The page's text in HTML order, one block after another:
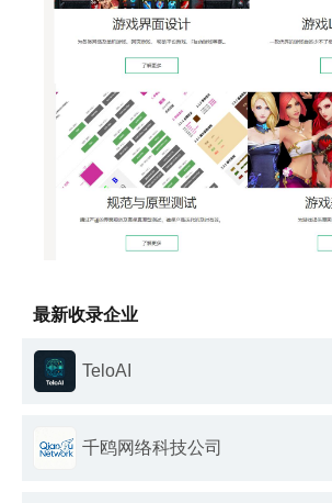
最新收录企业
TeloAI
千鸥网络科技公司